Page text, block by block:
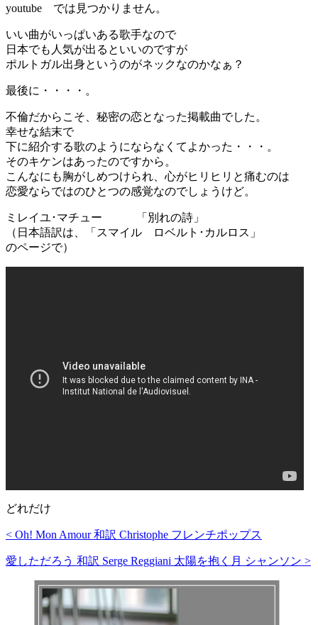
youtube では見つかりません。
いい曲がいっぱいある歌手なので
日本でも人気が出るといいのですが
ポルトガル出身というのがネックなのかなぁ？
最後に・・・・。
不倫だからこそ、秘密の恋となった掲載曲でした。
幸せな結末で
下に紹介する歌のようにならなくてよかった・・・。
そのキケンはあったのですから。
こんなにも胸がしめつけられ、心がヒリヒリと痛むのは
恋愛ならではのひとつの感覚なのでしょうけど。
ミレイユ･マチュー 「別れの詩」
（日本語訳は、「スマイル ロベルト･カルロス」
のページで）
どれだけ
< Oh! Mon Amour 和訳 Christophe フレンチポップス
愛しただろう 和訳 Serge Reggiani 太陽を抱く月 シャンソン >